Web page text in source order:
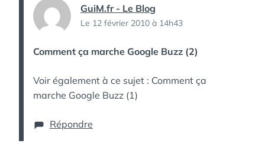
GuiM.fr - Le Blog
Le 12 février 2010 à 14h43
Comment ça marche Google Buzz (2)
Voir également à ce sujet : Comment ça
marche Google Buzz (1)
Répondre